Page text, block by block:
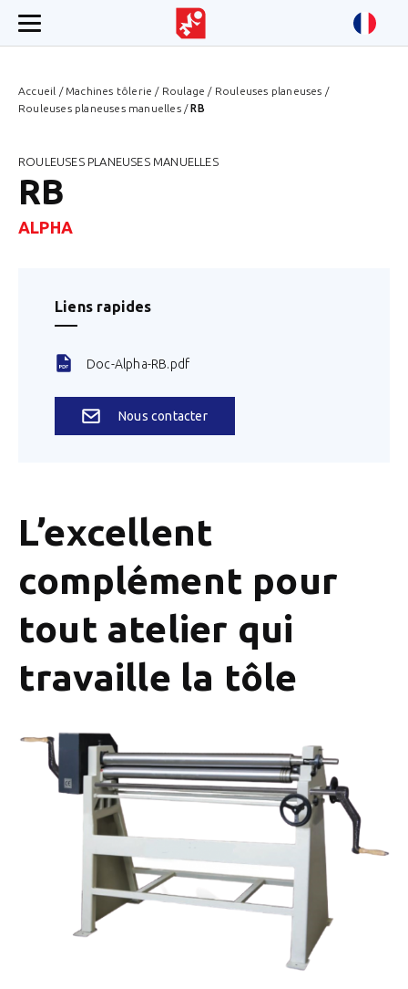
Accueil / Machines tôlerie / Roulage / Rouleuses planeuses /
Rouleuses planeuses manuelles/RB
L’excellent
complément pour
tout atelier qui
travaille la tôle
ROULEUSES PLANEUSES MANUELLES
RB
ALPHA
Liens rapides
Doc-Alpha-RB.pdf
Nous contacter